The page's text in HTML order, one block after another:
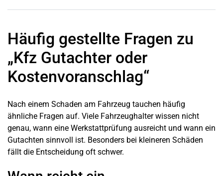
Häufig gestellte Fragen zu
„Kfz Gutachter oder
Kostenvoranschlag“
Nach einem Schaden am Fahrzeug tauchen häufig
ähnliche Fragen auf. Viele Fahrzeughalter wissen nicht
genau, wann eine Werkstattprüfung ausreicht und wann ein
Gutachten sinnvoll ist. Besonders bei kleineren Schäden
fällt die Entscheidung oft schwer.